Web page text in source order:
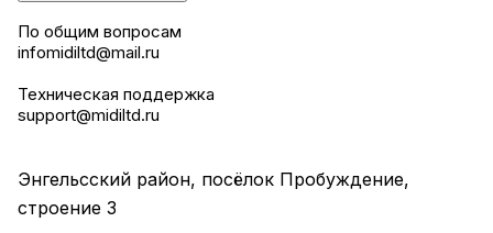
По общим вопросам
infomidiltd@mail.ru
Техническая поддержка
support@midiltd.ru
Энгельсский район, посёлок Пробуждение,
строение 3